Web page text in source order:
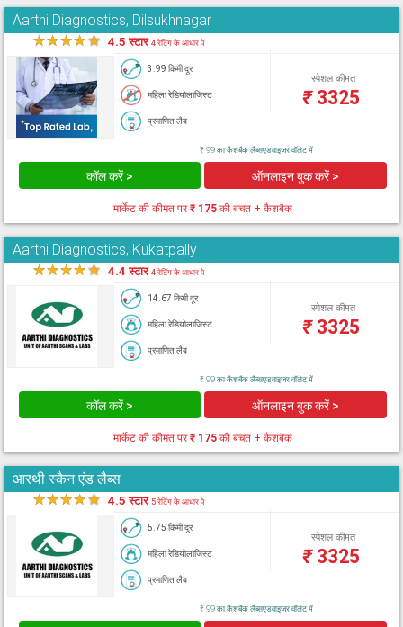
Aarthi Diagnostics, Dilsukhnagar
★★★★★ 4.5 स्टार4 रेटिंग के आधार पे
3.99 किमी दूर
महिला रेडियोलाजिस्ट
प्रमाणित लैब
स्पेशल कीमत
₹3325
₹ 99 का कैशबैक लैब्सएडवाइजर वॉलेट में
कॉल करें > ऑनलाइन बुक करें >
मार्केट की कीमत पर₹ 175की बचत + कैशबैक
Aarthi Diagnostics, Kukatpally
★★★★★ 4.4 स्टार4 रेटिंग के आधार पे
14.67 किमी दूर
महिला रेडियोलाजिस्ट
प्रमाणित लैब
स्पेशल कीमत
₹3325
₹ 99 का कैशबैक लैब्सएडवाइजर वॉलेट में
कॉल करें > ऑनलाइन बुक करें >
मार्केट की कीमत पर₹ 175की बचत + कैशबैक
आरथी स्कैन एंड लैब्स
★★★★★ 4.5 स्टार5 रेटिंग के आधार पे
5.75 किमी दूर
महिला रेडियोलाजिस्ट
प्रमाणित लैब
स्पेशल कीमत
₹3325
₹ 99 का कैशबैक लैब्सएडवाइजर वॉलेट में